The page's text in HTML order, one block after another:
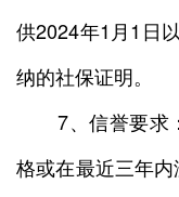
供2024年1月1日
纳的社保证明。
7、信誉要求：
格或在最近三年